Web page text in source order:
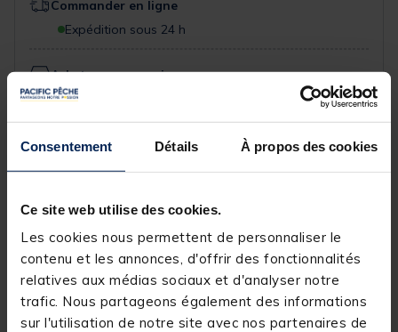
Consentement Détails À propos des cookies
Ce site web utilise des cookies.
Les cookies nous permettent de personnaliser le
contenu et les annonces, d'offrir des fonctionnalités
relatives aux médias sociaux et d'analyser notre
trafic. Nous partageons également des informations
sur l'utilisation de notre site avec nos partenaires de
Commander en ligne
Expédition sous 24 h
Acheter en magasin
Choisissez un magasin pour voir la disponibilité
Livraison gratuite en point relais et magasin
Retour gratuit, 1 mois pour changer d’avis